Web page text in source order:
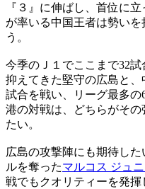
『３』に伸ばし、首位に
が率いる中国王者は勢い
う。
今季のＪ１でここまで32
抑えてきた堅守の広島と
試合を戦い、リーグ最多
港の対戦は、どちらがそ
たい。
広島の攻撃陣にも期待し
ルを奪ったマルコス ジュ
戦でもクオリティーを発